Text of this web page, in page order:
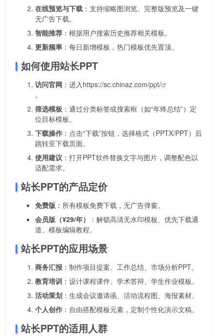
在线预览与下载 ：支持缩略图浏览、完整版预览及一键
无广告下载。
智能推荐 ：根据用户搜索历史推荐相关模板。
更新频率 ：每日新增模板，热门模板优先置顶。
如何使用站长PPT
访问官网 ：进入https://sc.chinaz.com/ppt/
。
筛选模板 ：通过分类标签或搜索框（如“年终总结”）定
位目标模板。
下载操作 ：点击“下载”按钮，选择格式（PPTX/PPT）后
跳转至下载页面。
使用建议 ：打开PPT软件替换文字与图片，调整配色以
适配需求。
站长PPT的产品定价
免费版 ：所有模板免费下载，无广告弹窗。
会员版（¥29/年）
：解锁高清无水印模板、优先下载通
道、模板编辑教程。
站长PPT的应用场景
商务汇报 ：制作项目提案、工作总结、市场分析PPT。
教育培训 ：设计课程课件、学术答辩、学生作业模板。
活动策划 ：生成会议邀请函、活动流程图、海报素材。
个人创作 ：自由搭配模板元素，定制个性化演示文稿。
站长PPT的适用人群